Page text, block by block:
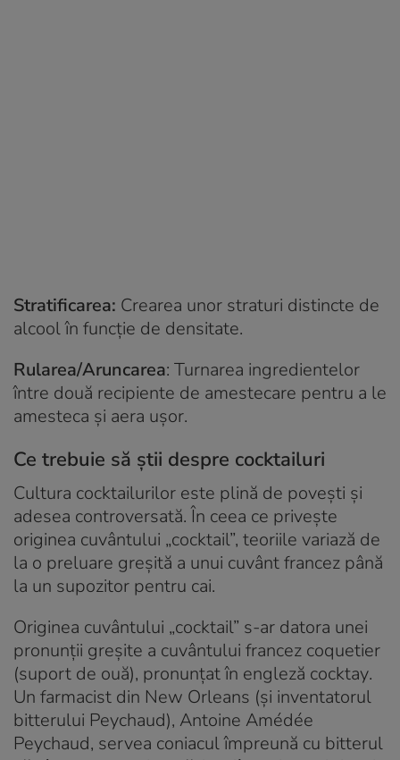
Stratificarea: Crearea unor straturi distincte de
alcool în funcție de densitate.
Rularea/Aruncarea: Turnarea ingredientelor
între două recipiente de amestecare pentru a le
amesteca și aera ușor.
Ce trebuie să ştii despre cocktailuri
Cultura cocktailurilor este plină de povești și
adesea controversată. În ceea ce privește
originea cuvântului „cocktail”, teoriile variază de
la o preluare greşită a unui cuvânt francez până
la un supozitor pentru cai.
Originea cuvântului „cocktail” s-ar datora unei
pronunții greșite a cuvântului francez coquetier
(suport de ouă), pronunțat în engleză cocktay.
Un farmacist din New Orleans (și inventatorul
bitterului Peychaud), Antoine Amédée
Peychaud, servea coniacul împreună cu bitterul